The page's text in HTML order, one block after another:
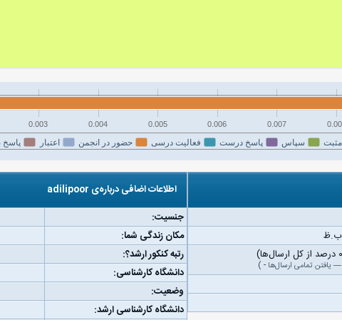
سپاس پاسخ درست فعالیت درسی حضور در انجمن اعتبار پاسخ
0.003 0.004 0.005 0.006 0.007
— یافتن تمامی ارسال‌ها -
)
اطلاعات اضافی درباره‌ی adilipoor
جنسیت:
مکان زندگی شما:
رتبه کنکور ارشد؟:
دانشگاه کارشناسی:
وضعیت:
دانشگاه کارشناسی ارشد: